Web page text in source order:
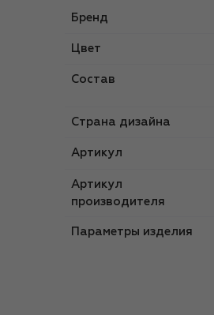
Бренд
Цвет
Состав
Страна дизайна
Артикул
Артикул
производителя
Параметры изделия